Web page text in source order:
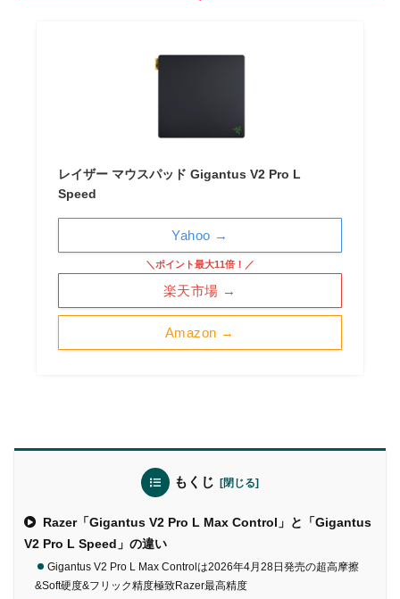
レイザー マウスパッド Gigantus V2 Pro L
Speed
Amazon →
＼ポイント最大11倍！／
楽天市場 →
Yahoo →
もくじ
Razer「Gigantus V2 Pro L Max Control」と「Gigantus
V2 Pro L Speed」の違い
Gigantus V2 Pro L Max Controlは2026年4月28日発売の超高摩擦
&Soft硬度&フリック精度極致Razer最高精度